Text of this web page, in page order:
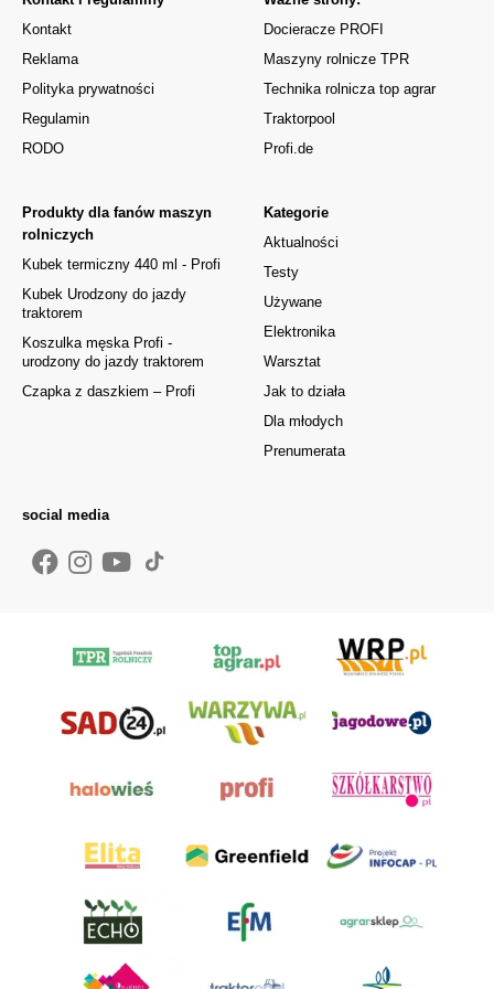
Kontakt
Reklama
Polityka prywatności
Regulamin
RODO
Kategorie
Aktualności
Testy
Używane
Elektronika
Warsztat
Jak to działa
Dla młodych
Prenumerata
Produkty dla fanów maszyn
rolniczych
Kubek termiczny 440 ml - Profi
Kubek Urodzony do jazdy
traktorem
Koszulka męska Profi -
urodzony do jazdy traktorem
Czapka z daszkiem – Profi
Docieracze PROFI
Maszyny rolnicze TPR
Technika rolnicza top agrar
Traktorpool
Profi.de
social media